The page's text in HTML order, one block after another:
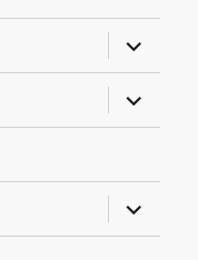
almenü
almenü
almenü